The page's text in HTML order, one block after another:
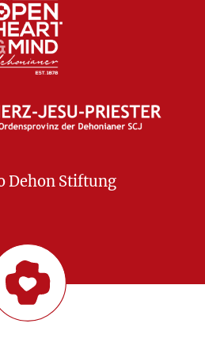
Dehon Stiftung